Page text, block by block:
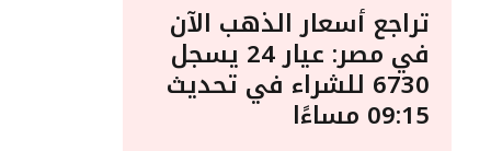
تراجع أسعار الذهب الآن
في مصر: عيار 24 يسجل
6730 للشراء في تحديث
09:15 مساءًا